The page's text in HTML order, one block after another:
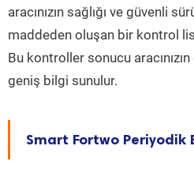
aracınızın sağlığı ve güvenli
maddeden oluşan bir kontrol
Bu kontroller sonucu
geniş bilgi sunulur.
Smart Fortwo Periyodik